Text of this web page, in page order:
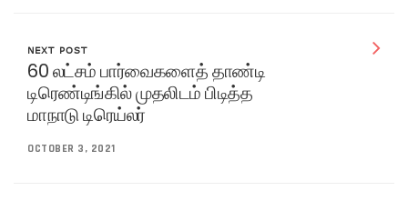
NEXT POST
60 லட்சம் பார்வைகளைத் தாண்டி
டிரெண்டிங்கில் முதலிடம் பிடித்த
மாநாடு டிரெய்லர்
OCTOBER 3, 2021